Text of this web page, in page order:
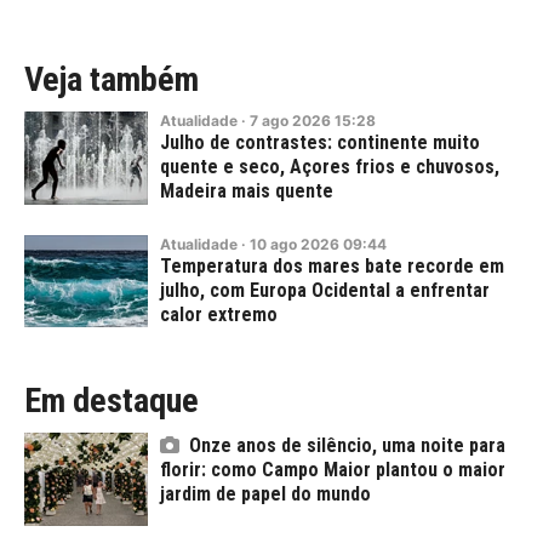
Veja também
Atualidade · 7 ago 2026 15:28
Julho de contrastes: continente muito
quente e seco, Açores frios e chuvosos,
Madeira mais quente
Atualidade · 10 ago 2026 09:44
Temperatura dos mares bate recorde em
julho, com Europa Ocidental a enfrentar
calor extremo
Em destaque
Onze anos de silêncio, uma noite para
florir: como Campo Maior plantou o maior
jardim de papel do mundo